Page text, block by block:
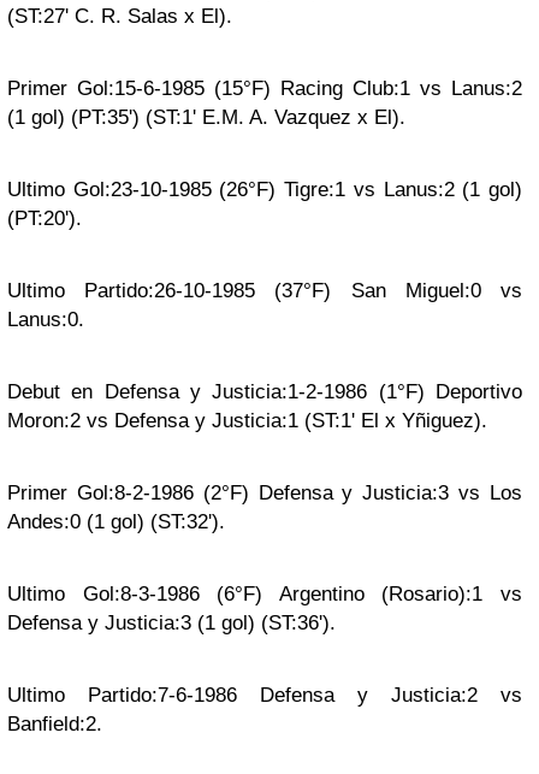
(ST:27' C. R. Salas x El).
Primer Gol:15-6-1985 (15°F) Racing Club:1 vs Lanus:2
(1 gol) (PT:35') (ST:1' E.M. A. Vazquez x El).
Ultimo Gol:23-10-1985 (26°F) Tigre:1 vs Lanus:2 (1 gol)
(PT:20').
Ultimo Partido:26-10-1985 (37°F) San Miguel:0 vs
Lanus:0.
Debut en Defensa y Justicia:1-2-1986 (1°F) Deportivo
Moron:2 vs Defensa y Justicia:1 (ST:1' El x Yñiguez).
Primer Gol:8-2-1986 (2°F) Defensa y Justicia:3 vs Los
Andes:0 (1 gol) (ST:32').
Ultimo Gol:8-3-1986 (6°F) Argentino (Rosario):1 vs
Defensa y Justicia:3 (1 gol) (ST:36').
Ultimo Partido:7-6-1986 Defensa y Justicia:2 vs
Banfield:2.